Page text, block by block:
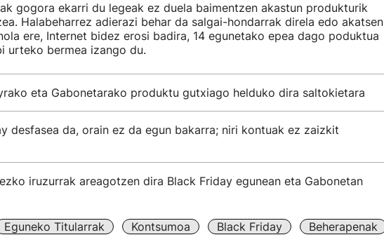
gogora ekarri du legeak ez duela baimentzen akastun produkturik
Halabeharrez adierazi behar da salgai-hondarrak direla edo akatsen
ere, Internet bidez erosi badira, 14 egunetako epea dago poduktua
urteko bermea izango du.
eta Gabonetarako produktu gutxiago helduko dira saltokietara
desfasea da, orain ez da egun bakarra; niri kontuak ez zaizkit
iruzurrak areagotzen dira Black Friday egunean eta Gabonetan
Eguneko Titularrak Kontsumoa Black Friday Beherapenak